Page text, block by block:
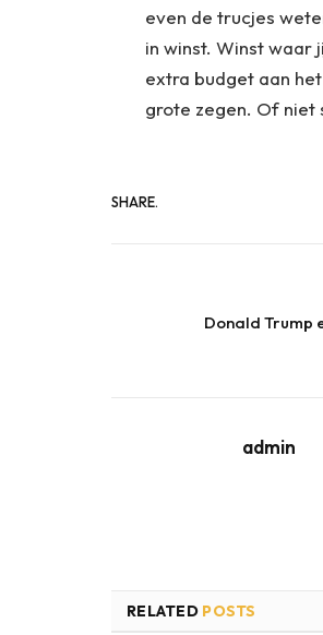
even de trucjes
in winst. Winst waar
extra budget aan
grote zegen. Of niet
SHARE.
Donald Trump
admin
RELATED POSTS